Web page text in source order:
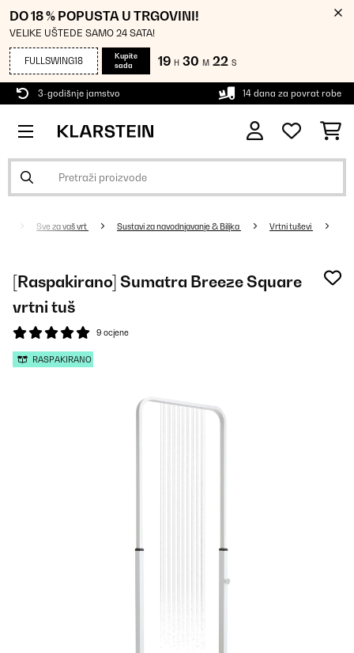
DO 18 % POPUSTA U TRGOVINI!
VELIKE UŠTEDE SAMO 24 SATA!
FULLSWING18
Kupite
sada
19 H 30 M 22 S
3-godišnje jamstvo 14 dana za povrat robe
Sve za vaš vrt Sustavi za navodnjavanje & Biljka Vrtni tuševi
[Raspakirano] Sumatra Breeze Square
vrtni tuš
9 ocjene
RASPAKIRANO